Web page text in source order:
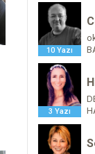
10 Yazı
3 Yazı